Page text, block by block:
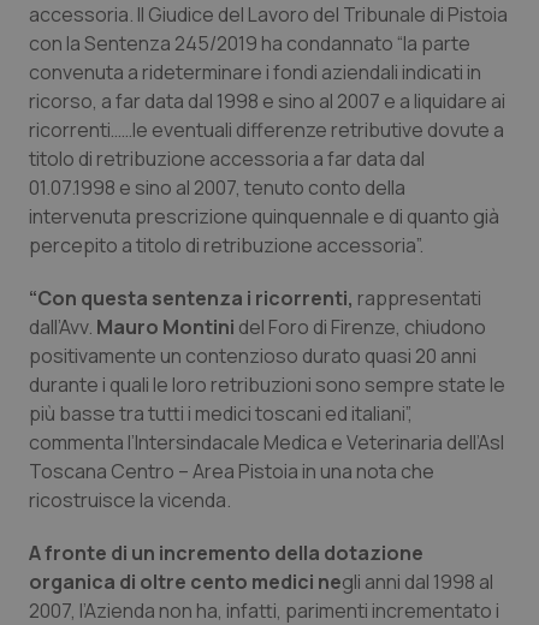
Emilia-Romagna
Friuli Venezia Giulia
Lazio
Liguria
Lombardia
Marche
Molise
Piemonte
Provincia Autonoma di Bolzano
Provincia Autonoma di Trento
Colesterolo & coronaropatie
Dermatite Atopica
Diabete & glucometri
Disturbi dell’umore
Dolore
Donna & Salute
Epatiti
HIV
Infezioni & Febbre
Ipertensione & Scompenso
accessoria. Il Giudice del Lavoro del Tribunale di Pistoia
con la Sentenza 245/2019 ha condannato “la parte
convenuta a rideterminare i fondi aziendali indicati in
ricorso, a far data dal 1998 e sino al 2007 e a liquidare ai
ricorrenti……le eventuali differenze retributive dovute a
titolo di retribuzione accessoria a far data dal
01.07.1998 e sino al 2007, tenuto conto della
intervenuta prescrizione quinquennale e di quanto già
percepito a titolo di retribuzione accessoria”.
“Con questa sentenza i ricorrenti, rappresentati
dall’Avv. Mauro Montini del Foro di Firenze, chiudono
positivamente un contenzioso durato quasi 20 anni
durante i quali le loro retribuzioni sono sempre state le
più basse tra tutti i medici toscani ed italiani”,
commenta l’Intersindacale Medica e Veterinaria dell’Asl
Toscana Centro – Area Pistoia in una nota che
ricostruisce la vicenda.
A fronte di un incremento della dotazione
organica di oltre cento medici negli anni dal 1998 al
2007, l’Azienda non ha, infatti, parimenti incrementato i